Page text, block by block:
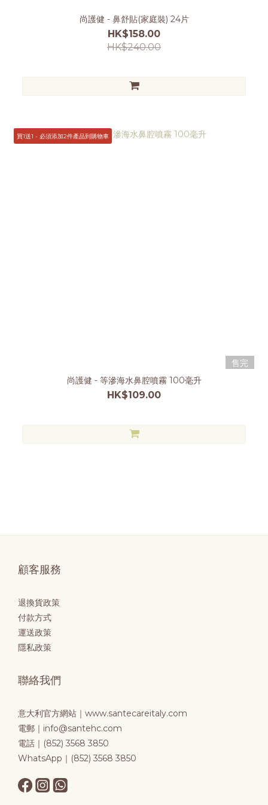
尚護健 - 鼻舒貼(家庭裝) 24片
HK$158.00
HK$240.00
買1送1 - 必須添加2件產品到購物車
售完
尚護健 - 等滲海水鼻腔噴霧 100毫升
HK$109.00
顧客服務
退換貨政策
付款方式
運送政策
隱私政策
聯絡我們
意大利官方網站｜ www.santecareitaly.com
電郵｜info@santehc.com
電話｜(852) 3568 3850
WhatsApp｜(852) 3568 3850